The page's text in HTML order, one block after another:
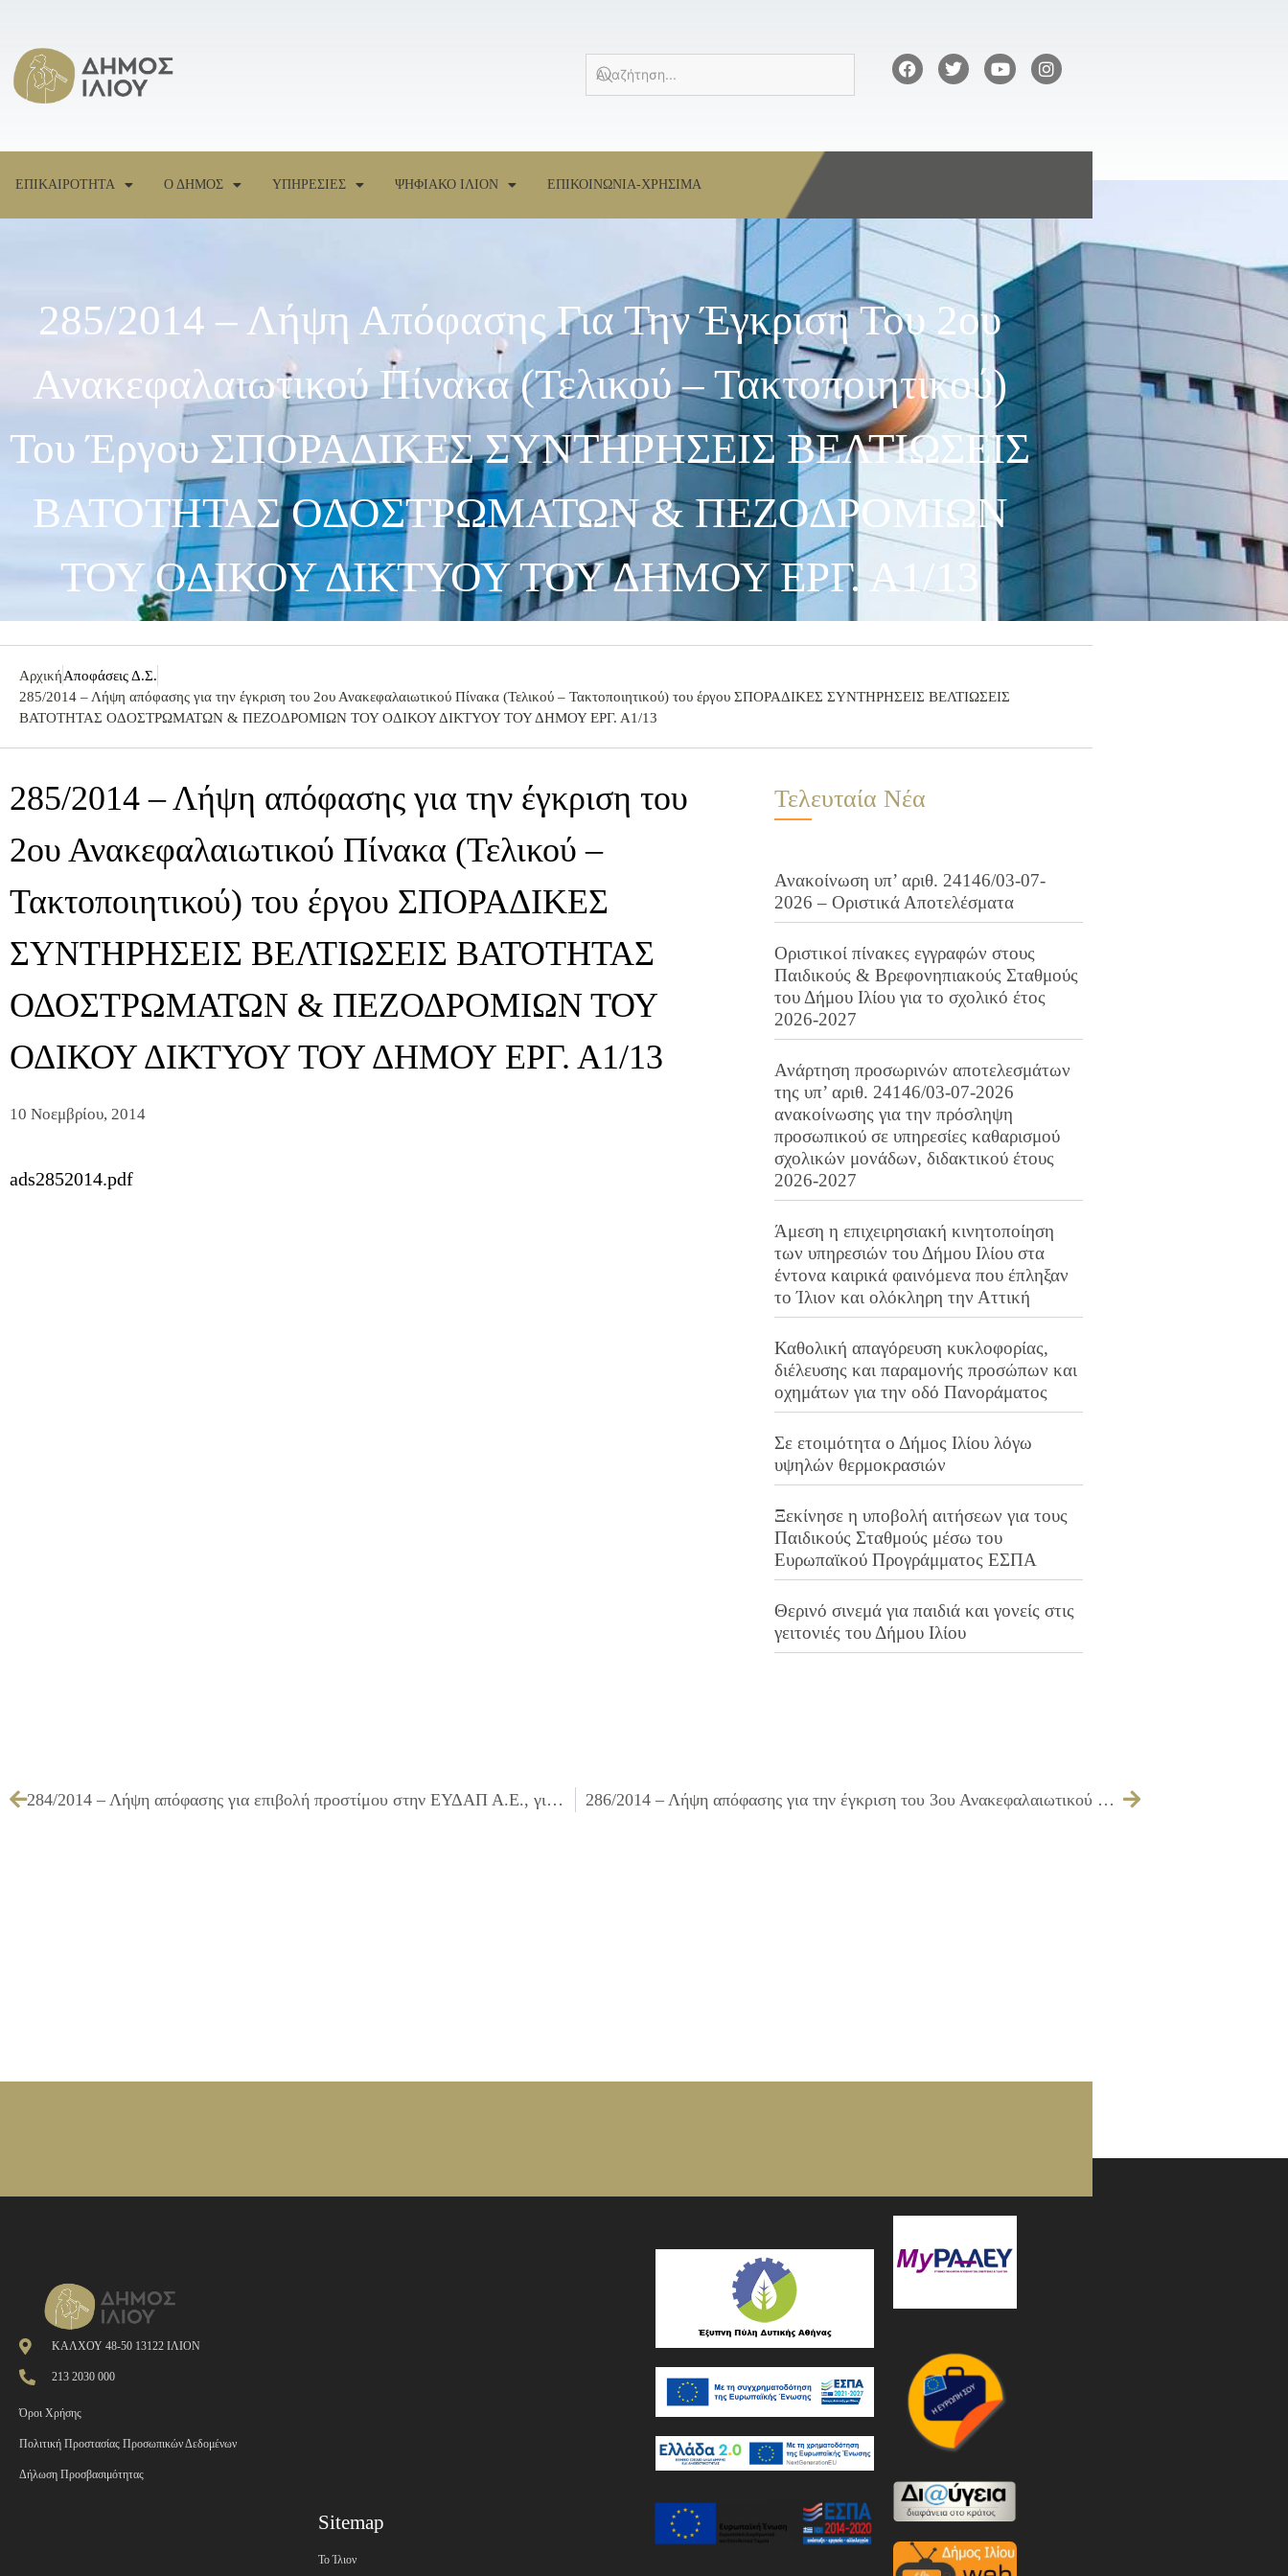
ΕΠΙΚΑΙΡΟΤΗΤΑ Ο ΔΗΜΟΣ ΥΠΗΡΕΣΙΕΣ ΨΗΦΙΑΚΟ ΙΛΙΟΝ ΕΠΙΚΟΙΝΩΝΙΑ-ΧΡΗΣΙΜΑ
285/2014 – Λήψη Απόφασης Για Την Έγκριση Του 2ου
Ανακεφαλαιωτικού Πίνακα (Τελικού – Τακτοποιητικού)
Του Έργου ΣΠΟΡΑΔΙΚΕΣ ΣΥΝΤΗΡΗΣΕΙΣ ΒΕΛΤΙΩΣΕΙΣ
ΒΑΤΟΤΗΤΑΣ ΟΔΟΣΤΡΩΜΑΤΩΝ & ΠΕΖΟΔΡΟΜΙΩΝ
ΤΟΥ ΟΔΙΚΟΥ ΔΙΚΤΥΟΥ ΤΟΥ ΔΗΜΟΥ ΕΡΓ. Α1/13
ΑρχικήΑποφάσεις Δ.Σ.
285/2014 – Λήψη απόφασης για την έγκριση του 2ου Ανακεφαλαιωτικού Πίνακα (Τελικού – Τακτοποιητικού) του έργου ΣΠΟΡΑΔΙΚΕΣ ΣΥΝΤΗΡΗΣΕΙΣ ΒΕΛΤΙΩΣΕΙΣ
ΒΑΤΟΤΗΤΑΣ ΟΔΟΣΤΡΩΜΑΤΩΝ & ΠΕΖΟΔΡΟΜΙΩΝ ΤΟΥ ΟΔΙΚΟΥ ΔΙΚΤΥΟΥ ΤΟΥ ΔΗΜΟΥ ΕΡΓ. Α1/13
285/2014 – Λήψη απόφασης για την έγκριση του
2ου Ανακεφαλαιωτικού Πίνακα (Τελικού –
Τακτοποιητικού) του έργου ΣΠΟΡΑΔΙΚΕΣ
ΣΥΝΤΗΡΗΣΕΙΣ ΒΕΛΤΙΩΣΕΙΣ ΒΑΤΟΤΗΤΑΣ
ΟΔΟΣΤΡΩΜΑΤΩΝ & ΠΕΖΟΔΡΟΜΙΩΝ ΤΟΥ
ΟΔΙΚΟΥ ΔΙΚΤΥΟΥ ΤΟΥ ΔΗΜΟΥ ΕΡΓ. Α1/13
10 Νοεμβρίου, 2014
ads2852014.pdf
Τελευταία Νέα
Ανακοίνωση υπ’ αριθ. 24146/03-07-
2026 – Οριστικά Αποτελέσματα
Οριστικοί πίνακες εγγραφών στους
Παιδικούς & Βρεφονηπιακούς Σταθμούς
του Δήμου Ιλίου για το σχολικό έτος
2026-2027
Ανάρτηση προσωρινών αποτελεσμάτων
της υπ’ αριθ. 24146/03-07-2026
ανακοίνωσης για την πρόσληψη
προσωπικού σε υπηρεσίες καθαρισμού
σχολικών μονάδων, διδακτικού έτους
2026-2027
Άμεση η επιχειρησιακή κινητοποίηση
των υπηρεσιών του Δήμου Ιλίου στα
έντονα καιρικά φαινόμενα που έπληξαν
το Ίλιον και ολόκληρη την Αττική
Καθολική απαγόρευση κυκλοφορίας,
διέλευσης και παραμονής προσώπων και
οχημάτων για την οδό Πανοράματος
Σε ετοιμότητα ο Δήμος Ιλίου λόγω
υψηλών θερμοκρασιών
Ξεκίνησε η υποβολή αιτήσεων για τους
Παιδικούς Σταθμούς μέσω του
Ευρωπαϊκού Προγράμματος ΕΣΠΑ
Θερινό σινεμά για παιδιά και γονείς στις
γειτονιές του Δήμου Ιλίου
284/2014 – Λήψη απόφασης για επιβολή προστίμου στην ΕΥΔΑΠ Α.Ε., για εκσκαφές από οργανισμούς κοινής ωφελείας, σύμφωνα με το άρθρο 26 του Κανονισμού Προστασίας του Περιβάλλοντος 286/2014 – Λήψη απόφασης για την έγκριση του 3ου Ανακεφαλαιωτικού Πίνακα (Τελικού – Τακτοποιητικού) του έργου ΔΙΑΜΟΡΦΩΣΗ ΔΙΑΝΟΙΧΘΕΝΤΩΝ ΟΔΩΝ ΕΡΓ. Α2/12
ΚΑΛΧΟΥ 48-50 13122 ΙΛΙΟΝ
213 2030 000
Όροι Χρήσης
Πολιτική Προστασίας Προσωπικών Δεδομένων
Δήλωση Προσβασιμότητας
Sitemap
Το Ίλιον